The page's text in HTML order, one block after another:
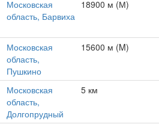
Московская
область, Барвиха
18900 м (М)
Московская
область,
Пушкино
15600 м (M)
Московская
область,
Долгопрудный
5 км